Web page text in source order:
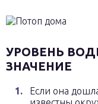
УРОВЕНЬ
ЗНАЧЕНИЕ
Если она